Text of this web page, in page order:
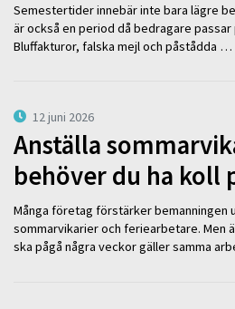
Semestertider innebär inte bara lägre
är också en period då bedragare
Bluffakturor, falska mejl och påstådda …
12 juni 2026
Anställa
behöver du ha koll
Många företag förstärker bemanningen
sommarvikarier och feriearbetare. Men
ska pågå några veckor gäller samma